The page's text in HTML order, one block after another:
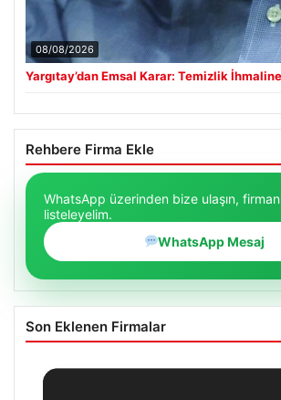
08/08/2026
Yargıtay’dan Emsal Karar: Temizlik
Rehbere Firma Ekle
WhatsApp üzerinden bize ulaşın,
listeleyelim.
WhatsApp Mesaj
Son Eklenen Firmalar